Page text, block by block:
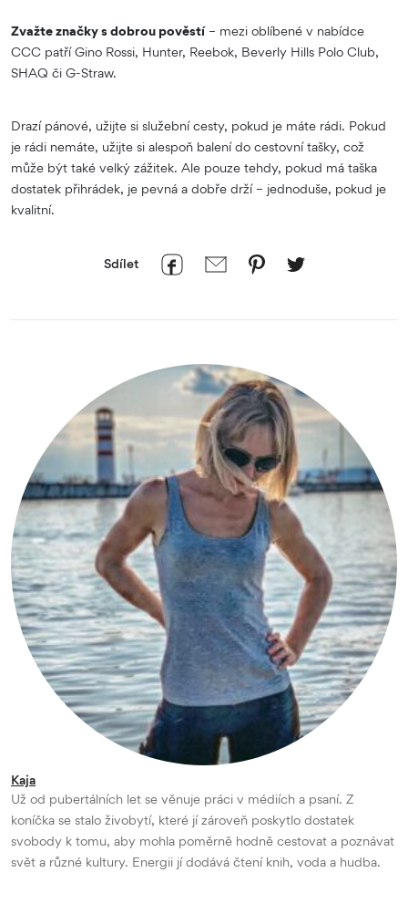
Zvažte značky s dobrou pověstí– mezi oblíbené v nabídce
CCC patří Gino Rossi, Hunter, Reebok, Beverly Hills Polo Club,
SHAQ či G-Straw.
Drazí pánové, užijte si služební cesty, pokud je máte rádi. Pokud
je rádi nemáte, užijte si alespoň balení do cestovní tašky, což
může být také velký zážitek. Ale pouze tehdy, pokud má taška
dostatek přihrádek, je pevná a dobře drží – jednoduše, pokud je
kvalitní.
Sdílet
Kaja
Už od pubertálních let se věnuje práci v médiích a psaní. Z
koníčka se stalo živobytí, které jí zároveň poskytlo dostatek
svobody k tomu, aby mohla poměrně hodně cestovat a poznávat
svět a různé kultury. Energii jí dodává čtení knih, voda a hudba.